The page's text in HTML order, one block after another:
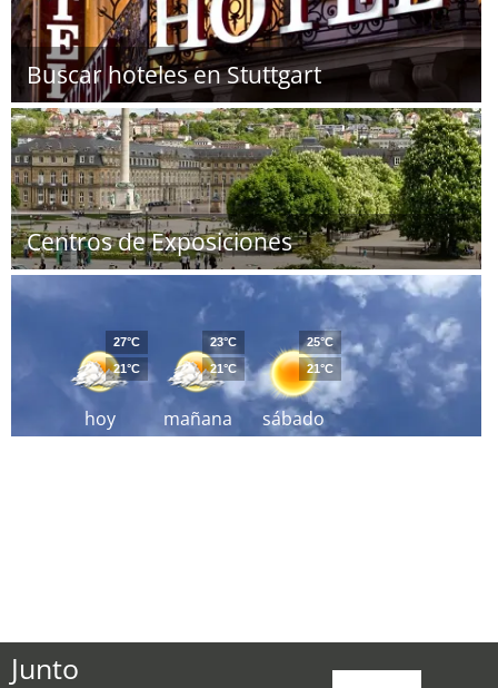
Buscar hoteles en Stuttgart
Centros de Exposiciones
hoy
27°C
21°C
mañana
23°C
21°C
sábado
25°C
21°C
Junto